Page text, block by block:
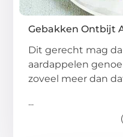
Gebakken Ontbijt
Dit gerecht mag
aardappelen
zoveel meer dan
...